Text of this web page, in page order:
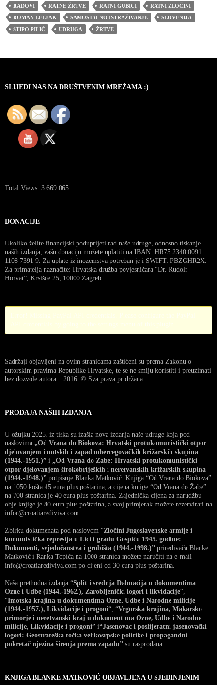
RADOVI
RATNE ŽRTVE RATNI GUBICI
RATNI ZLOČINI
ROMAN LELJAK
SAMOSTALNO ISTRAŽIVANJE
SLOVENIJA
STIPO PILIĆ
UDRUGA ŽRTVE
SLIJEDI NAS NA DRUŠTVENIM MREŽAMA :)
Total Views: 3.669.065
DONACIJE
Ukoliko želite financijski poduprijeti rad naše udruge, odnosno tiskanje
naših izdanja, vašu donaciju možete uplatiti na IBAN: HR75 2340 0091
1108 7391 9. Za uplate iz inozemstva potreban je i SWIFT: PBZGHR2X.
Za primatelja naznačite: Hrvatska družba povjesničara “Dr. Rudolf
Horvat”, Krsišće 25, 10000 Zagreb.
Sadržaji objavljeni na ovim stranicama zaštićeni su prema Zakonu o
autorskim pravima Republike Hrvatske, te se ne smiju koristiti i preuzimati
bez dozvole autora. | 2016. © Sva prava pridržana
PRODAJA NAŠIH IZDANJA
U ožujku 2025. iz tiska su izašla nova izdanja naše udruge koja pod
naslovima „Od Vrana do Biokova: Hrvatski protukomunistički otpor
djelovanjem imotskih i zapadnohercegovačkih križarskih skupina
(1944.-1951.)” i „Od Vrana do Žabe: Hrvatski protukomunistički
otpor djelovanjem širokobrijeških i neretvanskih križarskih skupina
(1944.-1948.)” potpisuje Blanka Matković. Knjiga “Od Vrana do Biokova”
na 1050 košta 45 eura plus poštarina, a cijena knjige “Od Vrana do Žabe”
na 700 stranica je 40 eura plus poštarina. Zajednička cijena za narudžbu
obje knjige je 80 eura plus poštarina, a svoj primjerak možete rezervirati na
infor@croatiarediviva.com.
Zbirku dokumenata pod naslovom “Zločini Jugoslavenske armije i
komunistička represija u Lici i gradu Gospiću 1945. godine:
Dokumenti, svjedočanstva i grobišta (1944.-1998.)” priređivača Blanke
Matković i Ranka Topića na 1000 stranica možete naručiti na e-mail
info@croatiarediviva.com po cijeni od 30 eura plus poštarina.
Naša prethodna izdanja “Split i srednja Dalmacija u dokumentima
Ozne i Udbe (1944.-1962.), Zarobljenički logori i likvidacije“,
“Imotska krajina u dokumentima Ozne, Udbe i Narodne milicije
(1944.-1957.), Likvidacije i progoni“, “Vrgorska krajina, Makarsko
primorje i neretvanski kraj u dokumentima Ozne, Udbe i Narodne
milicije, Likvidacije i progoni” i“Jasenovac i poslijeratni jasenovački
logori: Geostrateška točka velikosrpske politike i propagandni
pokretač njezina širenja prema zapadu” su rasprodana.
KNJIGA BLANKE MATKOVIĆ OBJAVLJENA U SJEDINJENIM